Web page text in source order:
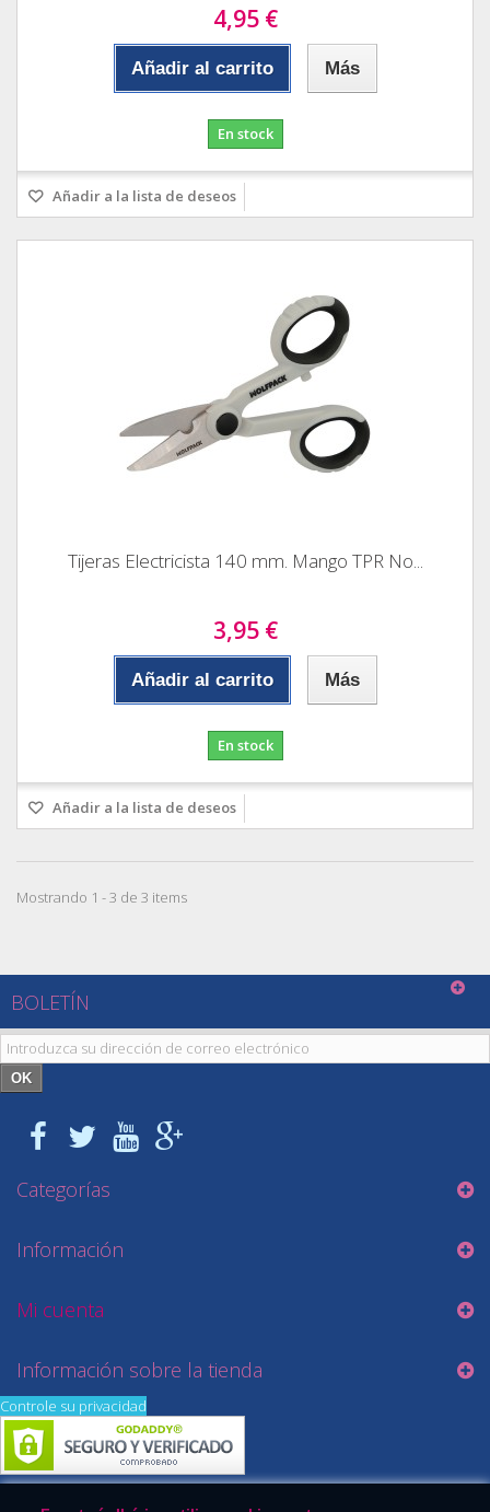
4,95 €
Añadir al carrito Más
En stock
Añadir a la lista de deseos
Tijeras Electricista 140 mm. Mango TPR No...
3,95 €
Añadir al carrito Más
En stock
Añadir a la lista de deseos
Mostrando 1 - 3 de 3 items
BOLETÍN
OK
Categorías
Información
Mi cuenta
Información sobre la tienda
Controle su privacidad